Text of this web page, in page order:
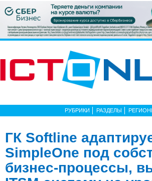
РУБРИКИ РАЗДЕЛЫ
ГК Softline
SimpleOne под
бизнес-процессы,